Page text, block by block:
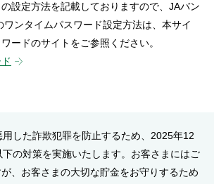
の設定方法を記載しておりますので、JAバン
ワンタイムパスワード設定方法は、本サイ
ードのサイトをご参照ください。
した詐欺犯罪を防止するため、2025年12
下の対策を実施いたします。お客さまにはご
、お客さまの大切な貯金をお守りするため